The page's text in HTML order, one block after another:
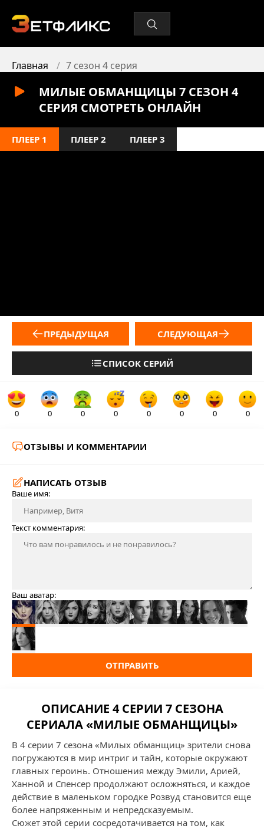
Главная 7 сезон 4 серия
МИЛЫЕ ОБМАНЩИЦЫ 7 СЕЗОН 4
СЕРИЯ СМОТРЕТЬ ОНЛАЙН
ПЛЕЕР 1 ПЛЕЕР 2 ПЛЕЕР 3
ПРЕДЫДУЩАЯ
СПИСОК СЕРИЙ
СЛЕДУЮЩАЯ
0 0 0 0 0 0 0 0
ОТЗЫВЫ И КОММЕНТАРИИ
НАПИСАТЬ ОТЗЫВ
Ваше имя:
Текст комментария:
Ваш аватар:
ОТПРАВИТЬ
ОПИСАНИЕ 4 СЕРИИ 7 СЕЗОНА
СЕРИАЛА «МИЛЫЕ ОБМАНЩИЦЫ»
В 4 серии 7 сезона «Милых обманщиц» зрители снова
погружаются в мир интриг и тайн, которые окружают
главных героинь. Отношения между Эмили, Арией,
Ханной и Спенсер продолжают осложняться, и каждое
действие в маленьком городке Розвуд становится еще
более напряженным и непредсказуемым.
Сюжет этой серии сосредотачивается на том, как